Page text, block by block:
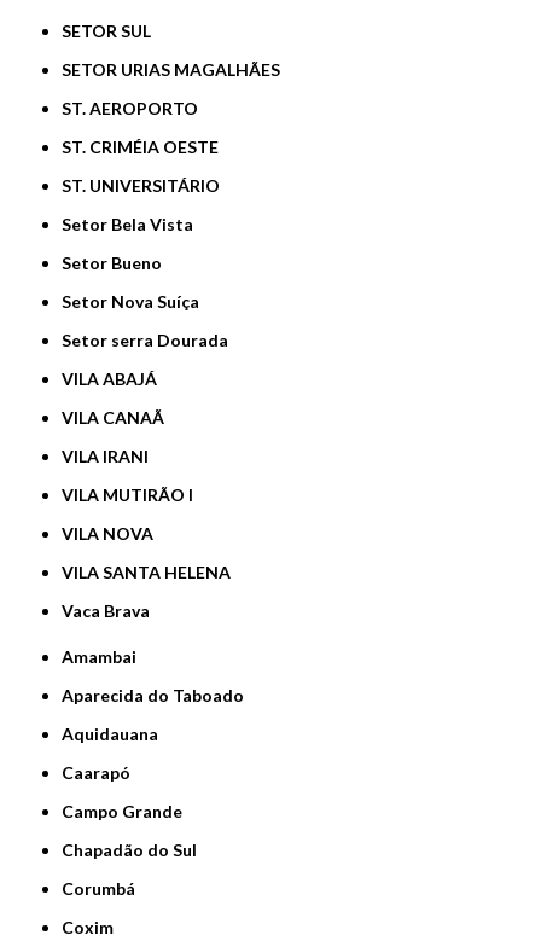
SETOR SUL
SETOR URIAS MAGALHÃES
ST. AEROPORTO
ST. CRIMÉIA OESTE
ST. UNIVERSITÁRIO
Setor Bela Vista
Setor Bueno
Setor Nova Suíça
Setor serra Dourada
VILA ABAJÁ
VILA CANAÃ
VILA IRANI
VILA MUTIRÃO I
VILA NOVA
VILA SANTA HELENA
Vaca Brava
Amambai
Aparecida do Taboado
Aquidauana
Caarapó
Campo Grande
Chapadão do Sul
Corumbá
Coxim